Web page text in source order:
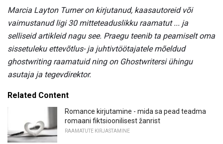
Marcia Layton Turner on kirjutanud, kaasautoreid või
vaimustanud ligi 30 mitteteaduslikku raamatut ... ja
selliseid artikleid nagu see. Praegu teenib ta peamiselt oma
sissetuleku ettevõtlus- ja juhtivtöötajatele mõeldud
ghostwriting raamatuid ning on Ghostwritersi ühingu
asutaja ja tegevdirektor.
Related Content
Romance kirjutamine - mida sa pead teadma
romaani fiktsioonilisest žanrist
RAAMATUTE KIRJASTAMINE